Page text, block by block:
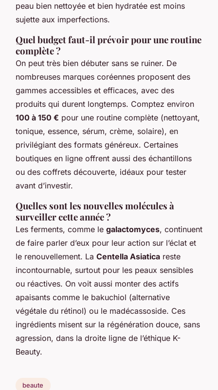
peau bien nettoyée et bien hydratée est moins
sujette aux imperfections.
Quel budget faut-il prévoir pour une routine
complète ?
On peut très bien débuter sans se ruiner. De
nombreuses marques coréennes proposent des
gammes accessibles et efficaces, avec des
produits qui durent longtemps. Comptez environ
100 à 150 € pour une routine complète (nettoyant,
tonique, essence, sérum, crème, solaire), en
privilégiant des formats généreux. Certaines
boutiques en ligne offrent aussi des échantillons
ou des coffrets découverte, idéaux pour tester
avant d’investir.
Quelles sont les nouvelles molécules à
surveiller cette année ?
Les ferments, comme le galactomyces, continuent
de faire parler d’eux pour leur action sur l’éclat et
le renouvellement. La Centella Asiatica reste
incontournable, surtout pour les peaux sensibles
ou réactives. On voit aussi monter des actifs
apaisants comme le bakuchiol (alternative
végétale du rétinol) ou le madécassoside. Ces
ingrédients misent sur la régénération douce, sans
agression, dans la droite ligne de l’éthique K-
Beauty.
beaute